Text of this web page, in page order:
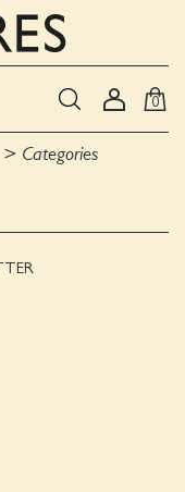
0
Categories